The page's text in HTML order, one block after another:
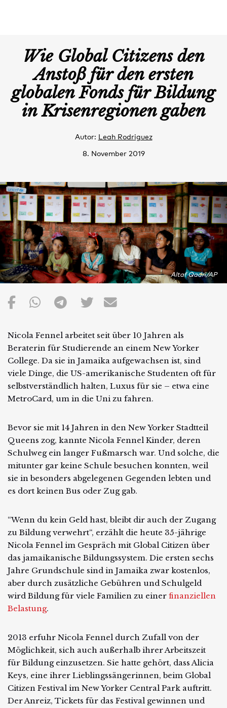
Wie Global Citizens den
Anstoß für den ersten
globalen Fonds für Bildung
in Krisenregionen gaben
Autor: Leah Rodriguez
8. November 2019
Altaf Qadri/AP
Nicola Fennel arbeitet seit über 10 Jahren als
Beraterin für Studierende an einem New Yorker
College. Da sie in Jamaika aufgewachsen ist, sind
viele Dinge, die US-amerikanische Studenten oft für
selbstverständlich halten, Luxus für sie – etwa eine
MetroCard, um in die Uni zu fahren.
Bevor sie mit 14 Jahren in den New Yorker Stadtteil
Queens zog, kannte Nicola Fennel Kinder, deren
Schulweg ein langer Fußmarsch war. Und solche, die
mitunter gar keine Schule besuchen konnten, weil
sie in besonders abgelegenen Gegenden lebten und
es dort keinen Bus oder Zug gab.
“Wenn du kein Geld hast, bleibt dir auch der Zugang
zu Bildung verwehrt“, erzählt die heute 35-jährige
Nicola Fennel im Gespräch mit Global Citizen über
das jamaikanische Bildungssystem. Die ersten sechs
Jahre Grundschule sind in Jamaika zwar kostenlos,
aber durch zusätzliche Gebühren und Schulgeld
wird Bildung für viele Familien zu einer finanziellen
Belastung.
2013 erfuhr Nicola Fennel durch Zufall von der
Möglichkeit, sich auch außerhalb ihrer Arbeitszeit
für Bildung einzusetzen. Sie hatte gehört, dass Alicia
Keys, eine ihrer Lieblingssängerinnen, beim Global
Citizen Festival im New Yorker Central Park auftritt.
Der Anreiz, Tickets für das Festival gewinnen und